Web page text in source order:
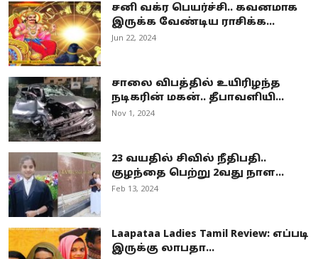
சனி வக்ர பெயர்ச்சி.. கவனமாக
இருக்க வேண்டிய ராசிக்க...
Jun 22, 2024
சாலை விபத்தில் உயிரிழந்த
நடிகரின் மகன்.. தீபாவளியி...
Nov 1, 2024
23 வயதில் சிவில் நீதிபதி..
குழந்தை பெற்று 2வது நாள...
Feb 13, 2024
Laapataa Ladies Tamil Review: எப்படி
இருக்கு லாபதா...